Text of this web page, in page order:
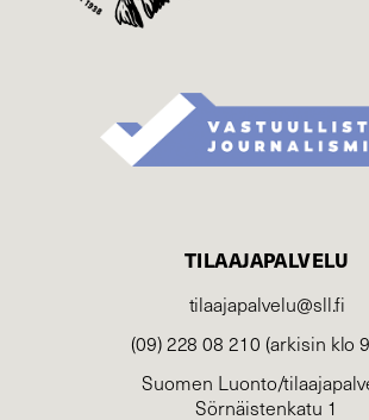
TILAAJAPALVELU
tilaajapalvelu@sll.fi
(09) 228 08 210 (arkisin klo
Suomen Luonto/
Sörnäistenkatu 1